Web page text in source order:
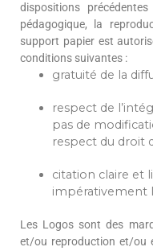
dispositions
pédagogique, la
support papier est
conditions suivantes :
gratuité de la
respect de
pas de
respect du droit
citation claire et
impérativement
Les Logos sont des
et/ou reproduction et/ou